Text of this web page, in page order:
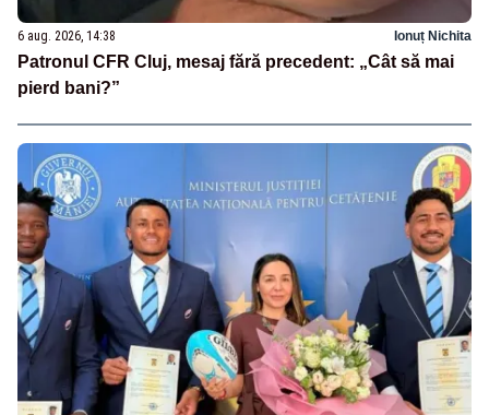
6 aug. 2026, 14:38 Ionuț Nichita
Patronul CFR Cluj, mesaj fără precedent: „Cât să mai
pierd bani?”